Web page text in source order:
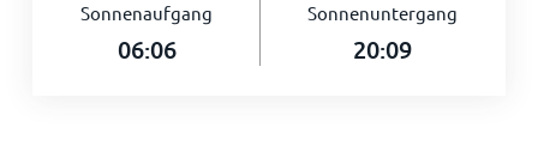
Sonnenaufgang
06:06
Sonnenuntergang
20:09